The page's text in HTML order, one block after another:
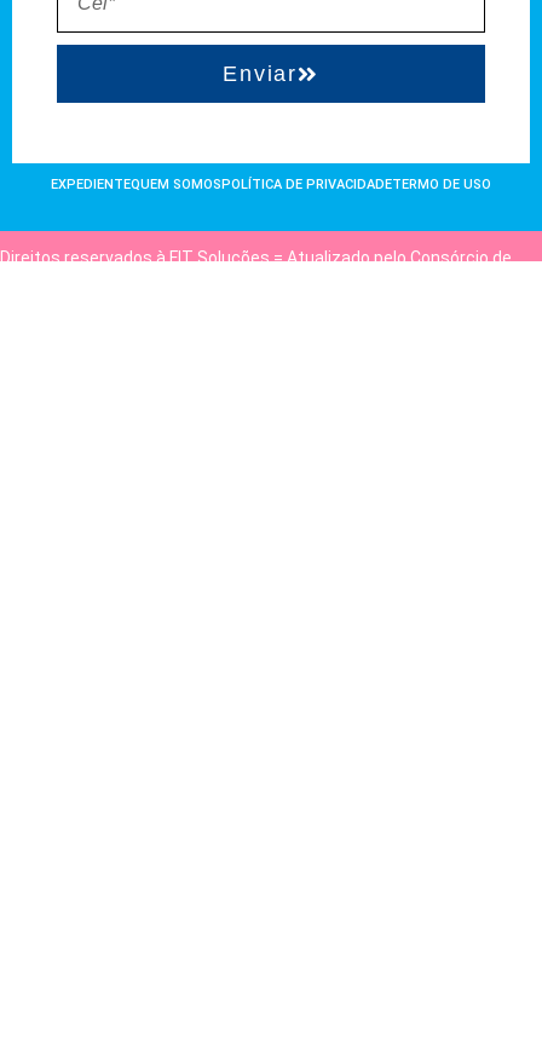
Enviar
EXPEDIENTEQUEM SOMOSPOLÍTICA DE PRIVACIDADETERMO DE USO
Direitos reservados à FIT Soluções = Atualizado pelo Consórcio de